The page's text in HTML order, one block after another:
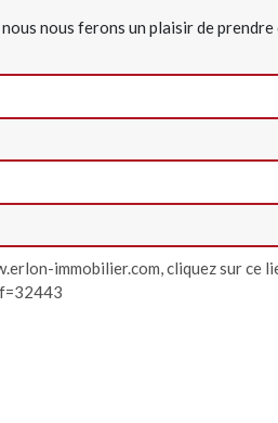
nous ferons un plaisir de